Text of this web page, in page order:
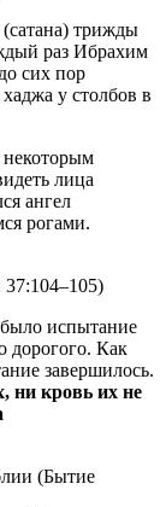
трижды
раз Ибрахим
сих пор
у столбов в
лица
ангел
рогами.
37:104–105)
испытание
дорогого. Как
завершилось.
ни кровь их не
(Бытие